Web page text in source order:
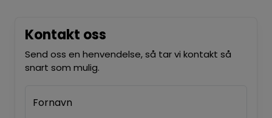
Kontakt oss
Send oss en henvendelse, så tar vi kontakt så
snart som mulig.
Fornavn